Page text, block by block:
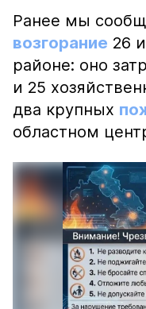
Ранее мы
возгорание 26
районе: оно
и 25
два крупных
областном